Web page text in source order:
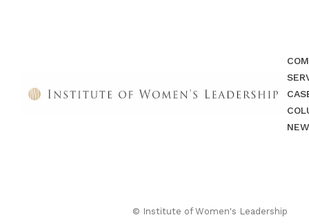
© Institute of Women's Leadership